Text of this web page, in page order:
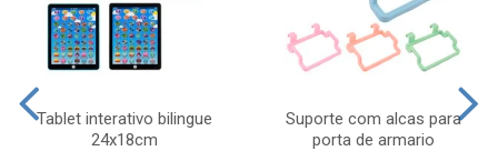
Tablet interativo bilingue
24x18cm
Suporte com alcas para
porta de armario